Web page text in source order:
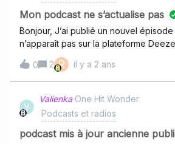
Mon podcast ne s’actualise pas
Bonjour, J’ai publié un nouvel
n’apparaît pas sur la plateforme
RSS : Comment remédier à ce
0
2 R il y a 2 ans
V
Valienka One Hit Wonder
Podcasts et radios
podcast mis à jour ancienne